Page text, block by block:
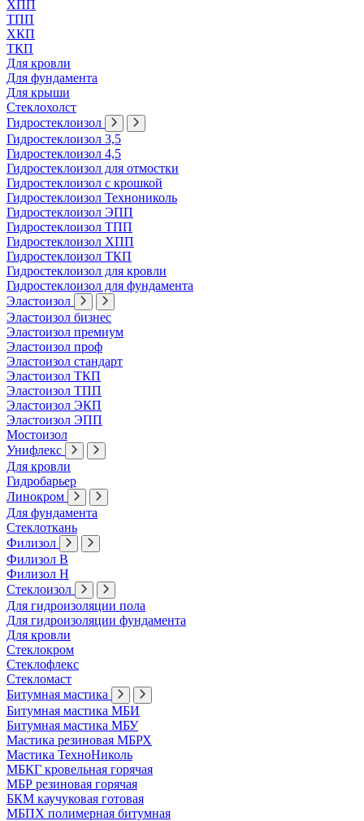
ХПП
ТПП
ХКП
ТКП
Для кровли
Для фундамента
Для крыши
Стеклохолст
Гидростеклоизол
Гидростеклоизол 3,5
Гидростеклоизол 4,5
Гидростеклоизол для отмостки
Гидростеклоизол с крошкой
Гидростеклоизол Технониколь
Гидростеклоизол ЭПП
Гидростеклоизол ТПП
Гидростеклоизол ХПП
Гидростеклоизол ТКП
Гидростеклоизол для кровли
Гидростеклоизол для фундамента
Эластоизол
Эластоизол бизнес
Эластоизол премиум
Эластоизол проф
Эластоизол стандарт
Эластоизол ТКП
Эластоизол ТПП
Эластоизол ЭКП
Эластоизол ЭПП
Мостоизол
Унифлекс
Для кровли
Гидробарьер
Линокром
Для фундамента
Стеклоткань
Филизол
Филизол В
Филизол Н
Стеклоизол
Для гидроизоляции пола
Для гидроизоляции фундамента
Для кровли
Стеклокром
Стеклофлекс
Стекломаст
Битумная мастика
Битумная мастика МБИ
Битумная мастика МБУ
Мастика резиновая МБРХ
Мастика ТехноНиколь
МБКГ кровельная горячая
МБР резиновая горячая
БКМ каучуковая готовая
МБПХ полимерная битумная